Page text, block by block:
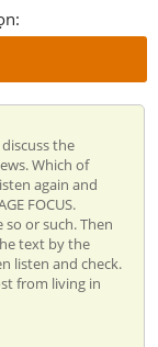
the
Which of
again and
FOCUS.
or such. Then
text by the
listen and check.
from living in